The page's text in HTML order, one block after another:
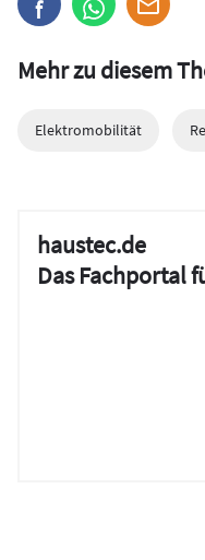
Mehr zu diesem
Elektromobilität
haustec.de
Das Fachportal